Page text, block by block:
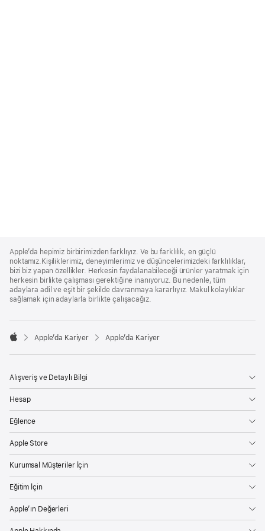
Footer
Apple’da hepimiz birbirimizden farklıyız. Ve bu farklılık, en güçlü
noktamız.Kişiliklerimiz, deneyimlerimiz ve düşüncelerimizdeki farklılıklar,
bizi biz yapan özellikler. Herkesin faydalanabileceği ürünler yaratmak için
herkesin birlikte çalışması gerektiğine inanıyoruz. Bu nedenle, tüm
adaylara adil ve eşit bir şekilde davranmaya kararlıyız. Makul kolaylıklar
sağlamak için adaylarla birlikte çalışacağız.

Apple’da Kariyer Apple’da Kariyer
Alışveriş ve Detaylı Bilgi
Hesap
Eğlence
Apple Store
Kurumsal Müşteriler İçin
Eğitim İçin
Apple’ın Değerleri